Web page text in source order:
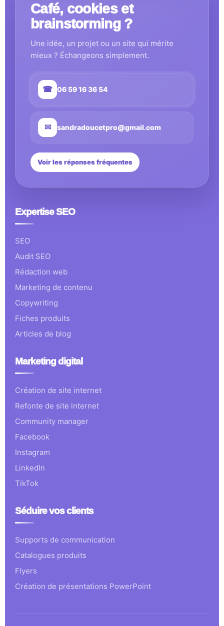
Café, cookies et
brainstorming ?
Une idée, un projet ou un site qui mérite
mieux ? Échangeons simplement.
☎ 06 59 16 36 54
✉ sandradoucetpro@gmail.com
Voir les réponses fréquentes
Expertise SEO
SEO
Audit SEO
Rédaction web
Marketing de contenu
Copywriting
Fiches produits
Articles de blog
Marketing digital
Création de site internet
Refonte de site internet
Community manager
Facebook
Instagram
LinkedIn
TikTok
Séduire vos clients
Supports de communication
Catalogues produits
Flyers
Création de présentations PowerPoint